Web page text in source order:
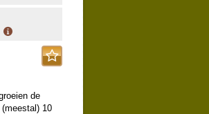
de
10